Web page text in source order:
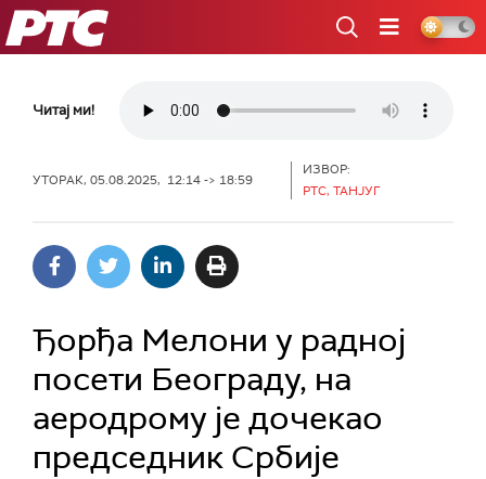
РТС
Читај ми!
УТОРАК, 05.08.2025, 12:14 -> 18:59
ИЗВОР:
РТС, ТАНЈУГ
Ђорђа Мелони у радној
посети Београду, на
аеродрому је дочекао
председник Србије